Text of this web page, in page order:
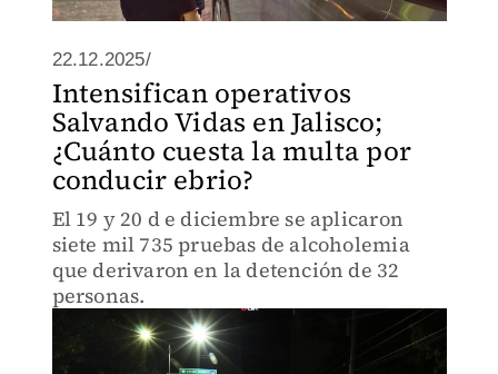
22.12.2025/
Intensifican operativos
Salvando Vidas en Jalisco;
¿Cuánto cuesta la multa por
conducir ebrio?
El 19 y 20 d e diciembre se aplicaron
siete mil 735 pruebas de alcoholemia
que derivaron en la detención de 32
personas.